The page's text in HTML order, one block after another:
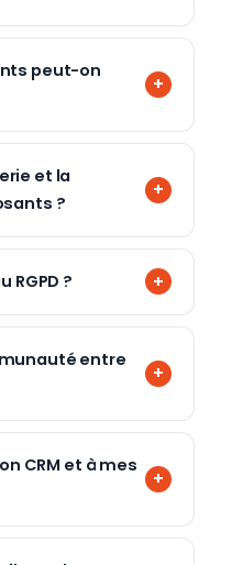
peut-on
et la
?
?
entre
CRM et à mes